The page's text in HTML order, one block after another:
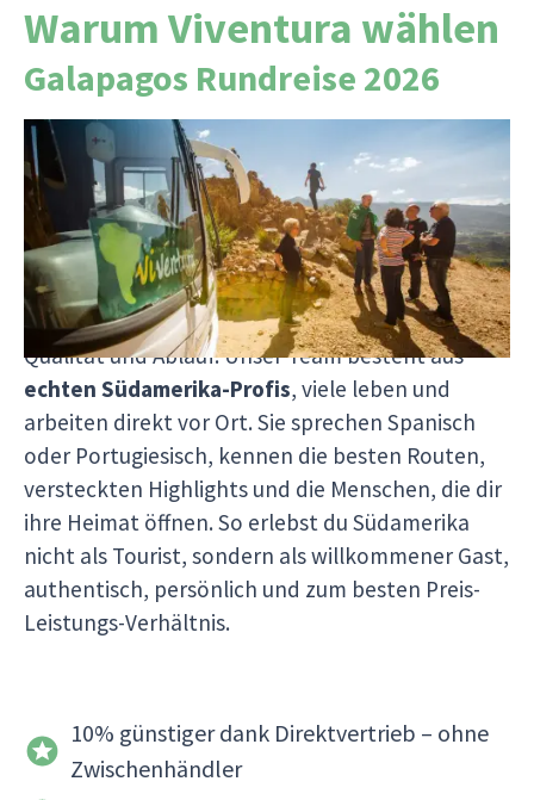
Warum Viventura wählen
Galapagos Rundreise 2026
Seit über 25 Jahren lassen wir Südamerika-
Träume Wirklichkeit werden mit Herz, Erfahrung
und echter Leidenschaft. Wir organisieren jede
Reise selbstohne Zwischenhändlerund können
dir so nicht nur rund10 % günstigere Preise
bieten, sondern auch volle Kontrolle über
Qualität und Ablauf. Unser Team besteht aus
echten Südamerika-Profis, viele leben und
arbeiten direkt vor Ort. Sie sprechen Spanisch
oder Portugiesisch, kennen die besten Routen,
versteckten Highlights und die Menschen, die dir
ihre Heimat öffnen. So erlebst du Südamerika
nicht als Tourist, sondern als willkommener Gast,
authentisch, persönlich und zum besten Preis-
Leistungs-Verhältnis.
10% günstiger dank Direktvertrieb – ohne
Zwischenhändler